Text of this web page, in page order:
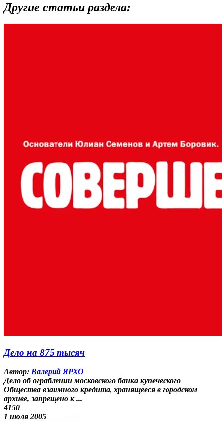
Другие статьи раздела:
Дело на 875 тысяч
Автор: Валерий ЯРХО
Дело об ограблении московского банка купеческого
Общества взаимного кредита, хранящееся в городском
архиве, запрещено к ...
4150
1 июля 2005